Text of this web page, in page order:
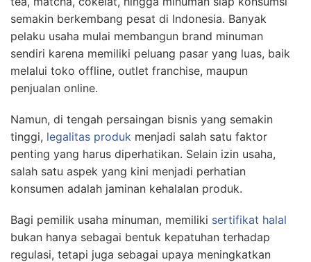
semakin berkembang pesat di Indonesia. Banyak
pelaku usaha mulai membangun brand minuman
sendiri karena memiliki peluang pasar yang luas, baik
melalui toko offline, outlet franchise, maupun
penjualan online.
Namun, di tengah persaingan bisnis yang semakin
tinggi, legalitas produk menjadi salah satu faktor
penting yang harus diperhatikan. Selain izin usaha,
salah satu aspek yang kini menjadi perhatian
konsumen adalah jaminan kehalalan produk.
Bagi pemilik usaha minuman, memiliki sertifikat halal
bukan hanya sebagai bentuk kepatuhan terhadap
regulasi, tetapi juga sebagai upaya meningkatkan